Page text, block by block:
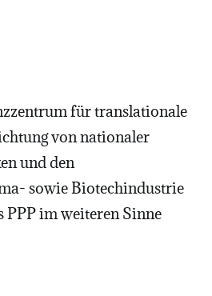
für translationale
von nationaler
und den
sowie Biotechindustrie
im weiteren Sinne